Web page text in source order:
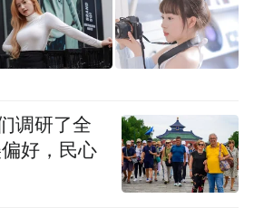
艺所吸引，栩栩如生的花鸟
扎实的专业功底。
画实训室，当看到学生们
入传统技艺，创作出兼具
文创产品时，学员们纷纷
“寓教于艺、以艺创新”的
调研了全
好，民心